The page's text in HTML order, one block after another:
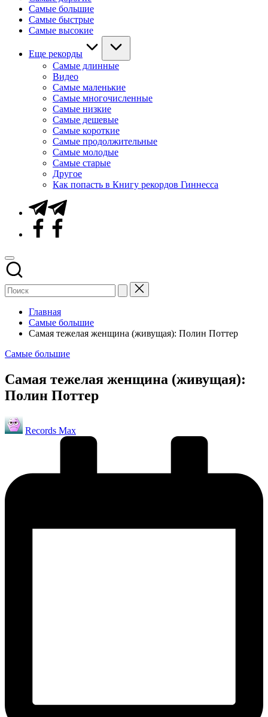
Самые большие
Самые быстрые
Самые высокие
Еще рекорды
Самые длинные
Видео
Самые маленькие
Самые многочисленные
Самые низкие
Самые дешевые
Самые короткие
Самые продолжительные
Самые молодые
Самые старые
Другое
Как попасть в Книгу рекордов Гиннесса
Telegram
Facebook
Главная
Самые большие
Самая тежелая женщина (живущая): Полин Поттер
Опубликовано
Самые большие
Самая тежелая женщина (живущая):
Полин Поттер
Запись
от
Records Max